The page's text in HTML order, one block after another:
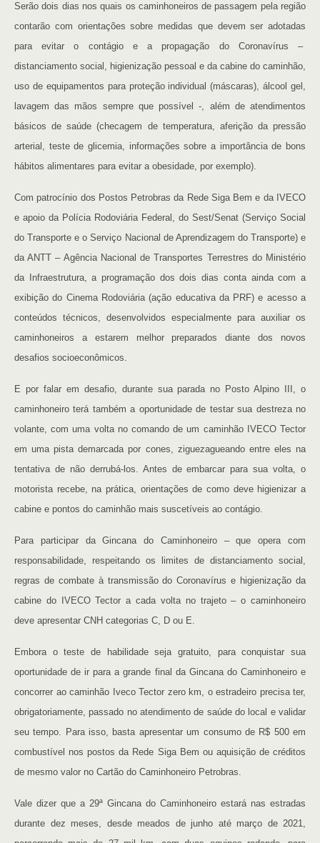
Serão dois dias nos quais os caminhoneiros de passagem pela região
contarão com orientações sobre medidas que devem ser adotadas
para evitar o contágio e a propagação do Coronavírus –
distanciamento social, higienização pessoal e da cabine do caminhão,
uso de equipamentos para proteção individual (máscaras), álcool gel,
lavagem das mãos sempre que possível -, além de atendimentos
básicos de saúde (checagem de temperatura, aferição da pressão
arterial, teste de glicemia, informações sobre a importância de bons
hábitos alimentares para evitar a obesidade, por exemplo).
Com patrocínio dos Postos Petrobras da Rede Siga Bem e da IVECO
e apoio da Polícia Rodoviária Federal, do Sest/Senat (Serviço Social
do Transporte e o Serviço Nacional de Aprendizagem do Transporte) e
da ANTT – Agência Nacional de Transportes Terrestres do Ministério
da Infraestrutura, a programação dos dois dias conta ainda com a
exibição do Cinema Rodoviária (ação educativa da PRF) e acesso a
conteúdos técnicos, desenvolvidos especialmente para auxiliar os
caminhoneiros a estarem melhor preparados diante dos novos
desafios socioeconômicos.
E por falar em desafio, durante sua parada no Posto Alpino III, o
caminhoneiro terá também a oportunidade de testar sua destreza no
volante, com uma volta no comando de um caminhão IVECO Tector
em uma pista demarcada por cones, ziguezagueando entre eles na
tentativa de não derrubá-los. Antes de embarcar para sua volta, o
motorista recebe, na prática, orientações de como deve higienizar a
cabine e pontos do caminhão mais suscetíveis ao contágio.
Para participar da Gincana do Caminhoneiro – que opera com
responsabilidade, respeitando os limites de distanciamento social,
regras de combate à transmissão do Coronavírus e higienização da
cabine do IVECO Tector a cada volta no trajeto – o caminhoneiro
deve apresentar CNH categorias C, D ou E.
Embora o teste de habilidade seja gratuito, para conquistar sua
oportunidade de ir para a grande final da Gincana do Caminhoneiro e
concorrer ao caminhão Iveco Tector zero km, o estradeiro precisa ter,
obrigatoriamente, passado no atendimento de saúde do local e validar
seu tempo. Para isso, basta apresentar um consumo de R$ 500 em
combustível nos postos da Rede Siga Bem ou aquisição de créditos
de mesmo valor no Cartão do Caminhoneiro Petrobras.
Vale dizer que a 29ª Gincana do Caminhoneiro estará nas estradas
durante dez meses, desde meados de junho até março de 2021,